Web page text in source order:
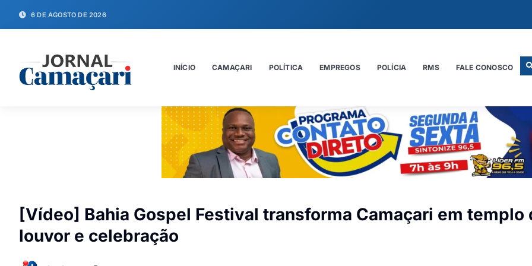
6 DE AGOSTO DE 2026
INÍCIO CAMAÇARI POLÍTICA EMPREGOS POLÍCIA RMS FALE CONOSCO
[Vídeo] Bahia Gospel Festival transforma Camaçari em templo
louvor e celebração